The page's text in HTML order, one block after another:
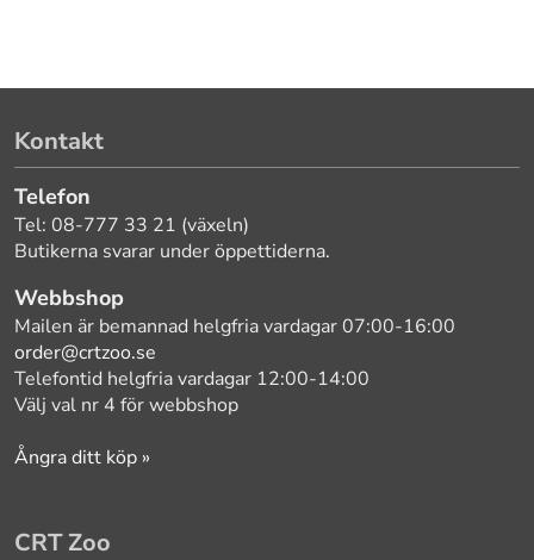
Kontakt
Telefon
Tel: 08-777 33 21 (växeln)
Butikerna svarar under öppettiderna.
Webbshop
Mailen är bemannad helgfria vardagar 07:00-16:00
order@crtzoo.se
Telefontid helgfria vardagar 12:00-14:00
Välj val nr 4 för webbshop
Ångra ditt köp »
CRT Zoo